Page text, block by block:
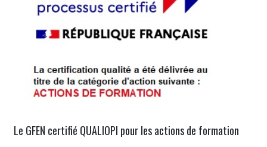
Le GFEN certifié QUALIOPI pour les actions de formation